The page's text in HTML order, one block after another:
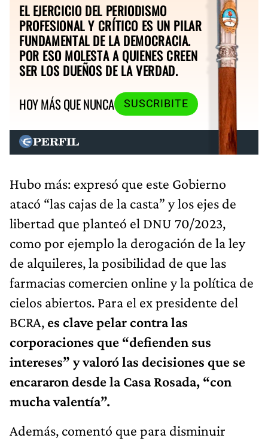
EL EJERCICIO DEL PERIODISMO
PROFESIONAL Y CRÍTICO ES UN PILAR
FUNDAMENTAL DE LA DEMOCRACIA.
POR ESO MOLESTA A QUIENES CREEN
SER LOS DUEÑOS DE LA VERDAD.
HOY MÁS QUE NUNCA
SUSCRIBITE
Hubo más: expresó que este Gobierno
atacó “las cajas de la casta” y los ejes de
libertad que planteó el DNU 70/2023,
como por ejemplo la derogación de la ley
de alquileres, la posibilidad de que las
farmacias comercien online y la política de
cielos abiertos. Para el ex presidente del
BCRA, es clave pelar contra las
corporaciones que “defienden sus
intereses” y valoró las decisiones que se
encararon desde la Casa Rosada, “con
mucha valentía”.
Además, comentó que para disminuir